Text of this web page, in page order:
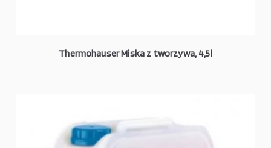
Thermohauser Miska z tworzywa, 4,5l